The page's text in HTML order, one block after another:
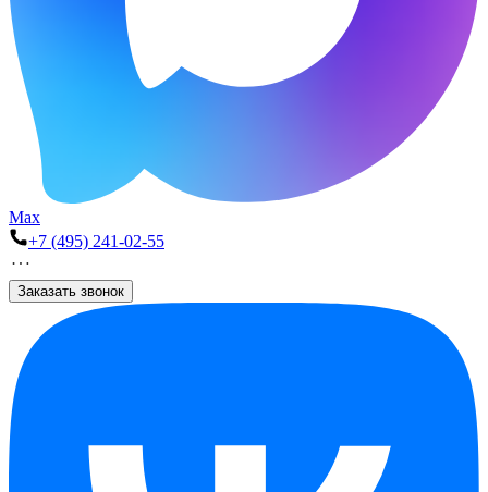
Max
+7 (495) 241-02-55
Заказать звонок